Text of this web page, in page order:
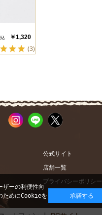
￥1,320
(3)
公式サイト
店舗一覧
プライバシーポリシー
ザーの利便性向
ためにCookieを
承諾する